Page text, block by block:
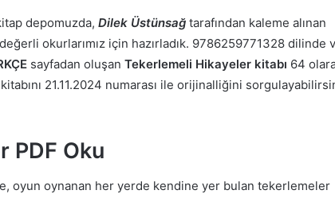
depomuzda, Dilek Üstünsağ tarafından kaleme alınan
okurlarımız için hazırladık. 9786259771328 dilinde
sayfadan oluşan Tekerlemeli Hikayeler kitabı 64
21.11.2024 numarası ile orijinalliğini
PDF Oku
oyun oynanan her yerde kendine yer bulan tekerlemeler